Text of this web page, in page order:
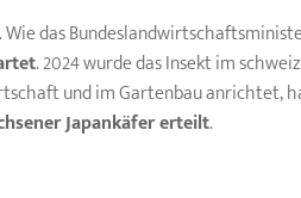
das
. 2024 wurde das Insekt im
und im Gartenbau anrichtet,
Japankäfer erteilt.